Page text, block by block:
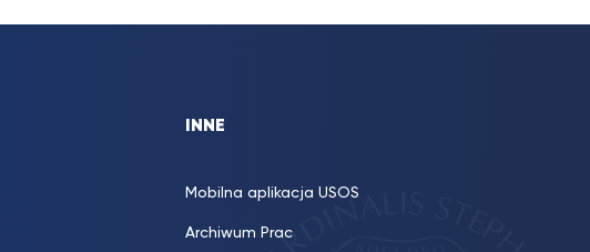
INNE
Mobilna aplikacja USOS
Archiwum Prac